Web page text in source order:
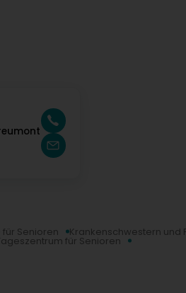
de nous écrire. Nous sommes
für Senioren Krankenschwestern und
für Senioren